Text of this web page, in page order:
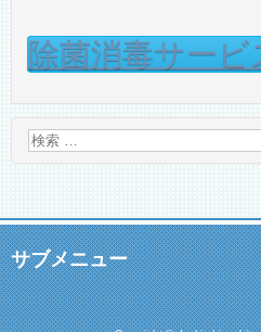
除菌消毒サービ
サブメニュー